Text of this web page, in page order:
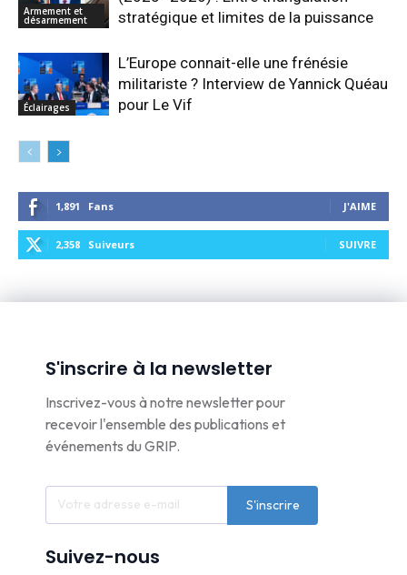
Armement et
désarmement
stratégique et limites de la puissance
Éclairages
L’Europe connait-elle une frénésie
militariste ? Interview de Yannick Quéau
pour Le Vif
1,891 Fans J'AIME
2,358 Suiveurs SUIVRE
S'inscrire à la newsletter
Inscrivez-vous à notre newsletter pour
recevoir l'ensemble des publications et
événements du GRIP.
S'inscrire
Suivez-nous